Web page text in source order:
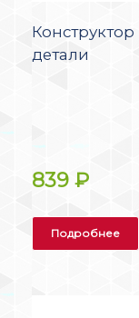
детали
839 ₽
Подробнее